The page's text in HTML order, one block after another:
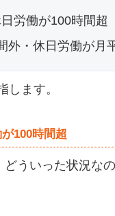
労働が100時間超
外・休日労働が月
します。
100時間超
ういった状況なの